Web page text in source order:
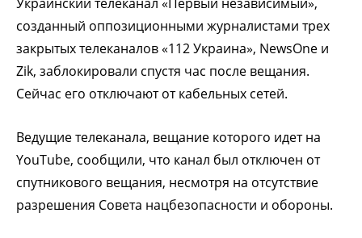
созданный оппозиционными журналистами трех
закрытых телеканалов «112 Украина», NewsOne и
Zik, заблокировали спустя час после вещания.
Сейчас его отключают от кабельных сетей.
Ведущие телеканала, вещание которого идет на
YouTube, сообщили, что канал был отключен от
спутникового вещания, несмотря на отсутствие
разрешения Совета нацбезопасности и обороны.